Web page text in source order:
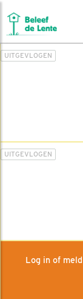
UITGEVLOGEN
UITGEVLOGEN
Log in of